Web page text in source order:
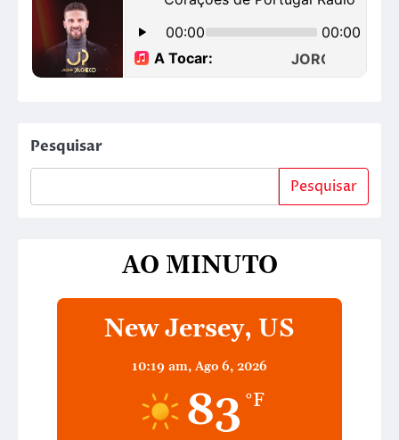
Pesquisar
Pesquisar
AO MINUTO
New Jersey, US
10:19 am, Ago 6, 2026
83 °F